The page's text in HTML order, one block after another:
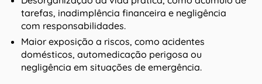
tarefas, inadimplência financeira e negligência
com responsabilidades.
Maior exposição a riscos, como acidentes
domésticos, automedicação perigosa ou
negligência em situações de emergência.